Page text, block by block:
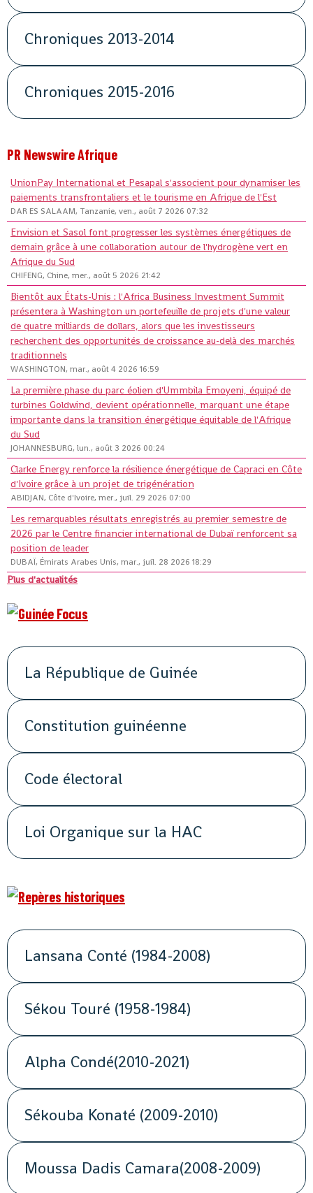
Chroniques 2013-2014
Chroniques 2015-2016
PR Newswire Afrique
UnionPay International et Pesapal s'associent pour dynamiser les
paiements transfrontaliers et le tourisme en Afrique de l'Est
DAR ES SALAAM, Tanzanie, ven., août 7 2026 07:32
Envision et Sasol font progresser les systèmes énergétiques de
demain grâce à une collaboration autour de l'hydrogène vert en
Afrique du Sud
CHIFENG, Chine, mer., août 5 2026 21:42
Bientôt aux États-Unis : l'Africa Business Investment Summit
présentera à Washington un portefeuille de projets d'une valeur
de quatre milliards de dollars, alors que les investisseurs
recherchent des opportunités de croissance au-delà des marchés
traditionnels
WASHINGTON, mar., août 4 2026 16:59
La première phase du parc éolien d'Ummbila Emoyeni, équipé de
turbines Goldwind, devient opérationnelle, marquant une étape
importante dans la transition énergétique équitable de l'Afrique
du Sud
JOHANNESBURG, lun., août 3 2026 00:24
Clarke Energy renforce la résilience énergétique de Capraci en Côte
d'Ivoire grâce à un projet de trigénération
ABIDJAN, Côte d'Ivoire, mer., juil. 29 2026 07:00
Les remarquables résultats enregistrés au premier semestre de
2026 par le Centre financier international de Dubaï renforcent sa
position de leader
DUBAÏ, Émirats Arabes Unis, mar., juil. 28 2026 18:29
Plus d'actualités
La République de Guinée
Constitution guinéenne
Code électoral
Loi Organique sur la HAC
Lansana Conté (1984-2008)
Sékou Touré (1958-1984)
Alpha Condé(2010-2021)
Sékouba Konaté (2009-2010)
Moussa Dadis Camara(2008-2009)